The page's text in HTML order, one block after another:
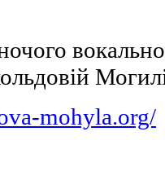
mohyla.org/